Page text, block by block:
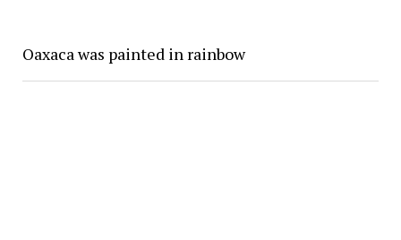
Oaxaca was painted in rainbow